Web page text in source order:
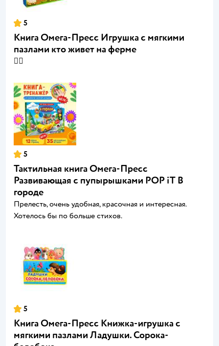
5
Книга Омега-Пресс Игрушка с мягкими
пазлами кто живет на ферме
👍🏻
5
Тактильная книга Омега-Пресс
Развивающая с пупырышками POP iT В
городе
Прелесть, очень удобная, красочная и интересная.
Хотелось бы по больше стихов.
5
Книга Омега-Пресс Книжка-игрушка с
мягкими пазлами Ладушки. Сорока-